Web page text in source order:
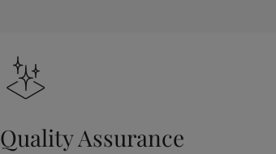
Quality Assurance